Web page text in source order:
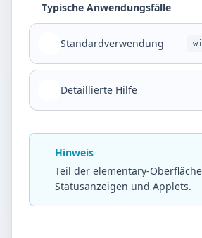
Typische Anwendungsfälle
Standardverwendung
Detaillierte Hilfe
Hinweis
Teil der elementary-
Statusanzeigen und Applets.